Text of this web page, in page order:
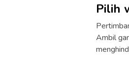
Pilih
Ambil